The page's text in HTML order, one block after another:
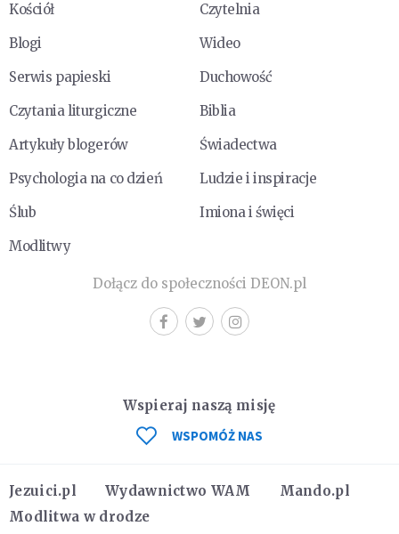
Kościół
Czytelnia
Blogi
Wideo
Serwis papieski
Duchowość
Czytania liturgiczne
Biblia
Artykuły blogerów
Świadectwa
Psychologia na co dzień
Ludzie i inspiracje
Ślub
Imiona i święci
Modlitwy
Dołącz do społeczności DEON.pl
Jezuici.pl Wydawnictwo WAM
Mando.pl
Modlitwa w drodze
Wspieraj naszą misję
WSPOMÓŻ NAS